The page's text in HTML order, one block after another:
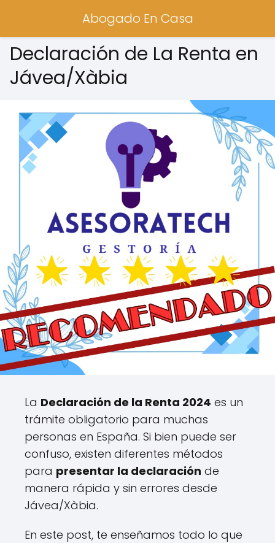
Abogado En Casa
Declaración de La Renta en
Jávea/Xàbia
La Declaración de la Renta 2024 es un
trámite obligatorio para muchas
personas en España. Si bien puede ser
confuso, existen diferentes métodos
para presentar la declaración de
manera rápida y sin errores desde
Jávea/Xàbia.
En este post, te enseñamos todo lo que